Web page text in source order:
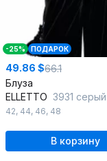
-25% ПОДАРОК
49.86 $66.1
Блуза
ELLETTO 3931 серый
42, 44, 46, 48
В корзину